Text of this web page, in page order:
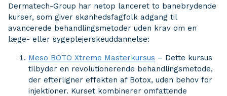
Dermatech-Group har netop lanceret to banebrydende
kurser, som giver skønhedsfagfolk adgang til
avancerede behandlingsmetoder uden krav om en
læge- eller sygeplejerskeuddannelse:
Meso BOTO Xtreme Masterkursus – Dette kursus
tilbyder en revolutionerende behandlingsmetode,
der efterligner effekten af Botox, uden behov for
injektioner. Kurset kombinerer omfattende